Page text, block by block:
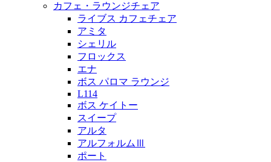
カフェ・ラウンジチェア
ライブス カフェチェア
アミタ
シェリル
フロックス
エナ
ボス パロマ ラウンジ
L114
ボス ケイトー
スイープ
アルタ
アルフォルムⅢ
ポート